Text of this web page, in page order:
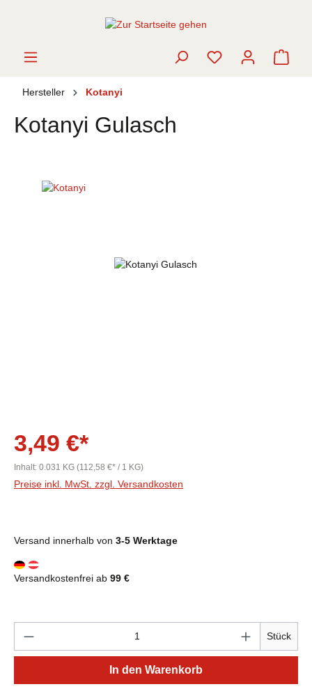
Hersteller Kotanyi
Kotanyi Gulasch
Bildergalerie überspringen
3,49 €*
Inhalt: 0.031 KG (112,58 €* / 1 KG)
Preise inkl. MwSt. zzgl. Versandkosten
Versand innerhalb von 3-5 Werktage
Versandkostenfrei ab 99 €
Produkt Anzahl: Gib den gewünschtenStück
In den Warenkorb